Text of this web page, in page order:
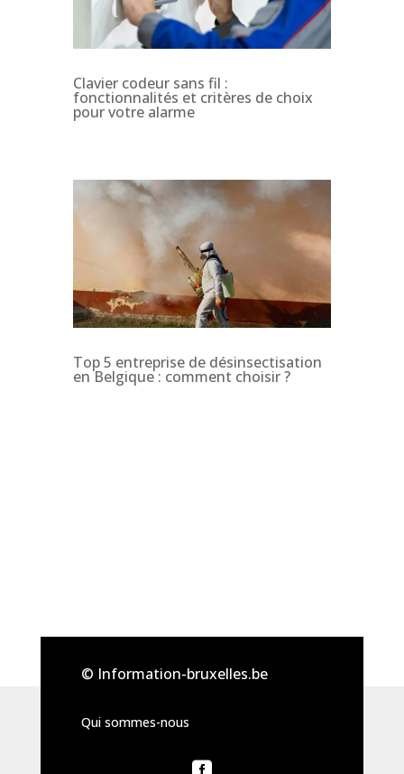
Clavier codeur sans fil :
fonctionnalités et critères de choix
pour votre alarme
Top 5 entreprise de désinsectisation
en Belgique : comment choisir ?
© Information-bruxelles.be
Qui sommes-nous
